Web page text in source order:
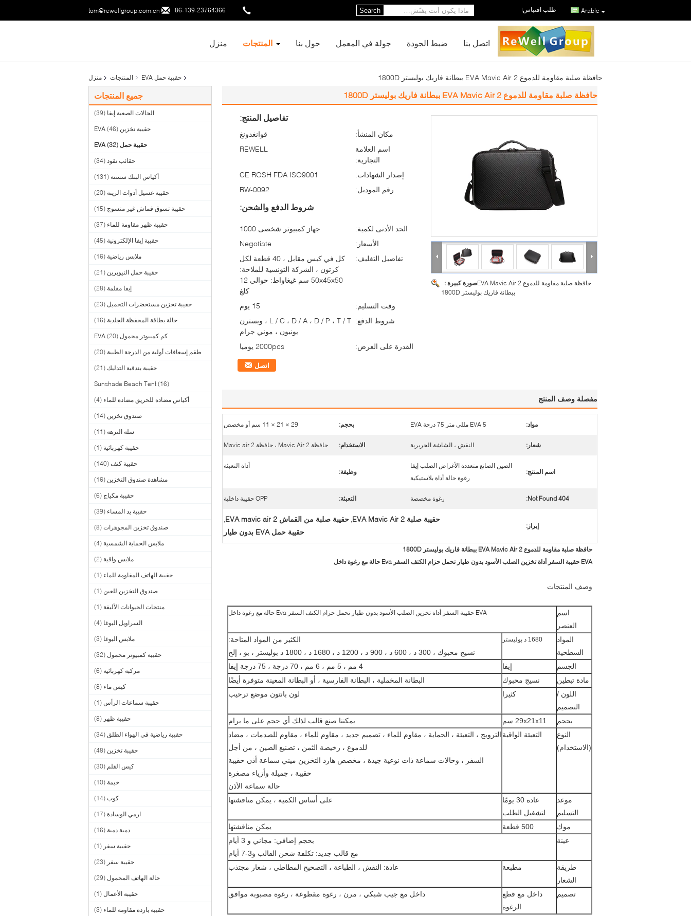
tom@rewellgroup.com.cn 86-139-23764366 Arabic طلب اقتباس|
Search
منزل المنتجات حول بنا جولة في المعمل ضبط الجودة اتصل بنا
منزل المنتجات حقيبة حمل EVA حافظة صلبة مقاومة للدموع EVA Mavic Air 2 ببطانة فاريك بوليستر 1800D
جميع المنتجات
الحالات الصعبة إيفا (39)
حقيبة تخزين EVA (46)
حقيبة حمل EVA (32)
حقائب نقود (34)
أكياس البنك سستة (131)
حقيبة غسيل أدوات الزينة (20)
حقيبة تسوق قماش غير منسوج (15)
حقيبة ظهر مقاومة للماء (37)
حقيبة إيفا الإلكترونية (45)
ملابس رياضية (16)
حقيبة حمل النيوبرين (21)
إيفا مقلمة (28)
حقيبة تخزين مستحضرات التجميل (23)
حالة بطاقة المحفظة الجلدية (16)
كم كمبيوتر محمول EVA (20)
طقم إسعافات أولية من الدرجة الطبية (20)
حقيبة بندقية التدليك (21)
Sunshade Beach Tent (16)
أكياس مضادة للحريق مضادة للماء (4)
صندوق تخزين (14)
سلة النزهة (11)
حقيبة كهربائية (1)
حقيبة كتف (140)
مشاهدة صندوق التخزين (16)
حقيبة مكياج (6)
حقيبة يد المساء (39)
صندوق تخزين المجوهرات (8)
ملابس الحماية الشمسية (4)
ملابس واقية (2)
حقيبة الهاتف المقاومة للماء (1)
صندوق التخزين للعين (1)
منتجات الحيوانات الأليفة (1)
السراويل اليوغا (4)
ملابس اليوغا (3)
حقيبة كمبيوتر محمول (32)
مركبة كهربائية (6)
كيس ماء (8)
حقيبة سماعات الرأس (1)
حقيبة ظهر (8)
حقيبة رياضية في الهواء الطلق (34)
حقيبة تخزين (48)
كيس القلم (30)
خيمة (10)
كوب (14)
ارمي الوسادة (17)
دمية دمية (16)
حقيبة سفر (1)
حقيبة سفر (23)
حالة الهاتف المحمول (29)
حقيبة الأعمال (1)
حقيبة باردة مقاومة للماء (3)
حافظة صلبة مقاومة للدموع EVA Mavic Air 2 ببطانة فاريك بوليستر 1800D
صورة كبيرة :حافظة صلبة مقاومة للدموع EVA Mavic Air 2
ببطانة فاريك بوليستر 1800D
تفاصيل المنتج:
مكان المنشأ:
قوانغدونغ
اسم العلامة
التجارية:
REWELL
إصدار الشهادات:
CE ROSH FDA ISO9001
رقم الموديل:
RW-0092
شروط الدفع والشحن:
الحد الأدنى لكمية:
جهاز كمبيوتر شخصى 1000
الأسعار:
Negotiate
تفاصيل التغليف:
كل في كيس مقابل ، 40 قطعة لكل
كرتون ، الشركة التونسية للملاحة:
50x45x50 سم غيغاواط: حوالي 12
كلغ
وقت التسليم:
15 يوم
شروط الدفع:
L / C ، D / A ، D / P ، T / T ، ويسترن
يونيون ، موني جرام
القدرة على العرض:
2000pcs يوميا
اتصل
مفصلة وصف المنتج
مواد: EVA 5 مللي متر 75 درجة EVA بحجم: 29 × 21 × 11 سم أو مخصص
شعار: النقش ، الشاشة الحريرية الاستخدام: حافظة Mavic Air 2 ، حافظة Mavic air 2
اسم المنتج:
الصين الصانع متعددة الأغراض الصلب إيفا
رغوة حالة أداة بلاستيكية
وظيفة:
أداة التعبئة
404 Not Found: رغوة مخصصة التعبئة: OPP حقيبة داخلية
إبراز:
حقيبة صلبة EVA Mavic Air 2 , حقيبة صلبة من القماش EVA mavic air 2 ,
حقيبة حمل EVA بدون طيار
حافظة صلبة مقاومة للدموع EVA Mavic Air 2 ببطانة فاريك بوليستر 1800D
EVA حقيبة السفر أداة تخزين الصلب الأسود بدون طيار تحمل حزام الكتف السفر Eva حالة مع رغوة داخل
وصف المنتجات
اسم
العنصر
EVA حقيبة السفر أداة تخزين الصلب الأسود بدون طيار تحمل حزام الكتف السفر Eva حالة مع رغوة داخل
المواد
السطحية
1680 د بوليستر
الكثير من المواد المتاحة:
نسيج محبوك ، 300 د ، 600 د ، 900 د ، 1200 د ، 1680 د ، 1800 د بوليستر ، بو ، إلخ
الجسم
إيفا
4 مم ، 5 مم ، 6 مم ، 70 درجة ، 75 درجة إيفا
مادة تبطين
نسيج محبوك
البطانة المخملية ، البطانة الفارسية ، أو البطانة المعينة متوفرة أيضًا
اللون /
التصميم
كثيرا لون بانتون موضع ترحيب
بحجم 29x21x11 سم
يمكننا صنع قالب لذلك أي حجم على ما يرام
النوع
(الاستخدام)
التعبئة الواقية الترويج ، التعبئة ، الحماية ، مقاوم للماء ، تصميم جديد ، مقاوم للماء ، مقاوم للصدمات ، مضاد
للدموع ، رخيصة الثمن ، تصنيع الصين ، من أجل
السفر ، وحالات سماعة ذات نوعية جيدة ، مخصص هارد التخزين ميني سماعة أذن حقيبة
حقيبة ، جميلة وأزياء مصغرة
حالة سماعة الأذن
موعد
التسليم
عادة 30 يومًا
لتشغيل الطلب
على أساس الكمية ، يمكن مناقشتها
موك 500 قطعة
يمكن مناقشتها
عينة
بحجم إضافي: مجاني و 3 أيام
مع قالب جديد: تكلفة شحن القالب و3-7 أيام
طريقة
الشعار
مطبعة عادة: النقش ، الطباعة ، التصحيح المطاطي ، شعار مجتذب
تصميم
داخل مع قطع
الرغوة
داخل مع جيب شبكي ، مرن ، رغوة مقطوعة ، رغوة مصبوبة موافق